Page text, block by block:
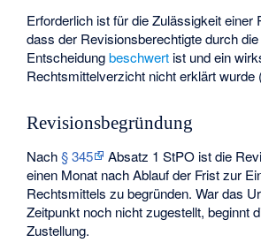
Erforderlich ist für die Zulässigkeit einer
dass der Revisionsberechtigte durch
Entscheidungbeschwert ist und ein
Rechtsmittelverzicht nicht erklärt wurde
Revisionsbegründung
Nach§ 345
Absatz 1 StPO ist die
einen Monat nach Ablauf der Frist zur
Rechtsmittels zu begründen. War das
Zeitpunkt noch nicht zugestellt, beginnt
Zustellung.